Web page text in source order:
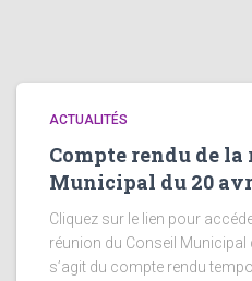
ACTUALITÉS
Compte rendu de
Municipal du 20
Cliquez sur le lien pour
réunion du Conseil Municipal
s’agit du compte rendu